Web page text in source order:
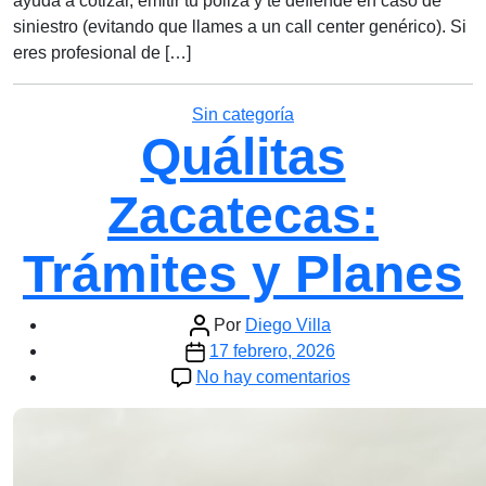
siniestro (evitando que llames a un call center genérico). Si
eres profesional de […]
Categorías
Sin categoría
Quálitas
Zacatecas:
Trámites y Planes
Autor
de
la
Por Diego Villa
Fecha
de
17 febrero, 2026
No hay comentariosen